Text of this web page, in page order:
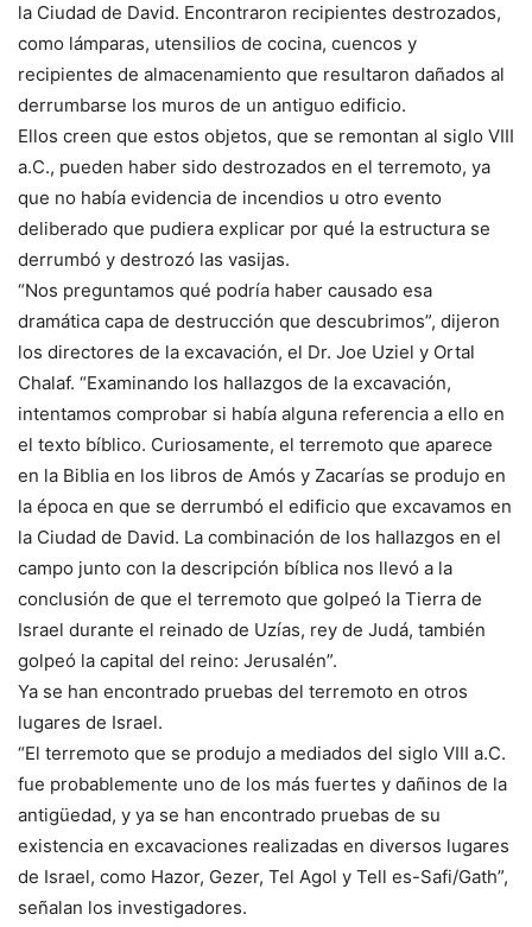
la Ciudad de David. Encontraron recipientes destrozados,
como lámparas, utensilios de cocina, cuencos y
recipientes de almacenamiento que resultaron dañados al
derrumbarse los muros de un antiguo edificio.
Ellos creen que estos objetos, que se remontan al siglo VIII
a.C., pueden haber sido destrozados en el terremoto, ya
que no había evidencia de incendios u otro evento
deliberado que pudiera explicar por qué la estructura se
derrumbó y destrozó las vasijas.
“Nos preguntamos qué podría haber causado esa
dramática capa de destrucción que descubrimos”, dijeron
los directores de la excavación, el Dr. Joe Uziel y Ortal
Chalaf. “Examinando los hallazgos de la excavación,
intentamos comprobar si había alguna referencia a ello en
el texto bíblico. Curiosamente, el terremoto que aparece
en la Biblia en los libros de Amós y Zacarías se produjo en
la época en que se derrumbó el edificio que excavamos en
la Ciudad de David. La combinación de los hallazgos en el
campo junto con la descripción bíblica nos llevó a la
conclusión de que el terremoto que golpeó la Tierra de
Israel durante el reinado de Uzías, rey de Judá, también
golpeó la capital del reino: Jerusalén”.
Ya se han encontrado pruebas del terremoto en otros
lugares de Israel.
“El terremoto que se produjo a mediados del siglo VIII a.C.
fue probablemente uno de los más fuertes y dañinos de la
antigüedad, y ya se han encontrado pruebas de su
existencia en excavaciones realizadas en diversos lugares
de Israel, como Hazor, Gezer, Tel Agol y Tell es-Safi/Gath”,
señalan los investigadores.